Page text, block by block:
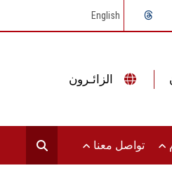
English
تواصل معنا